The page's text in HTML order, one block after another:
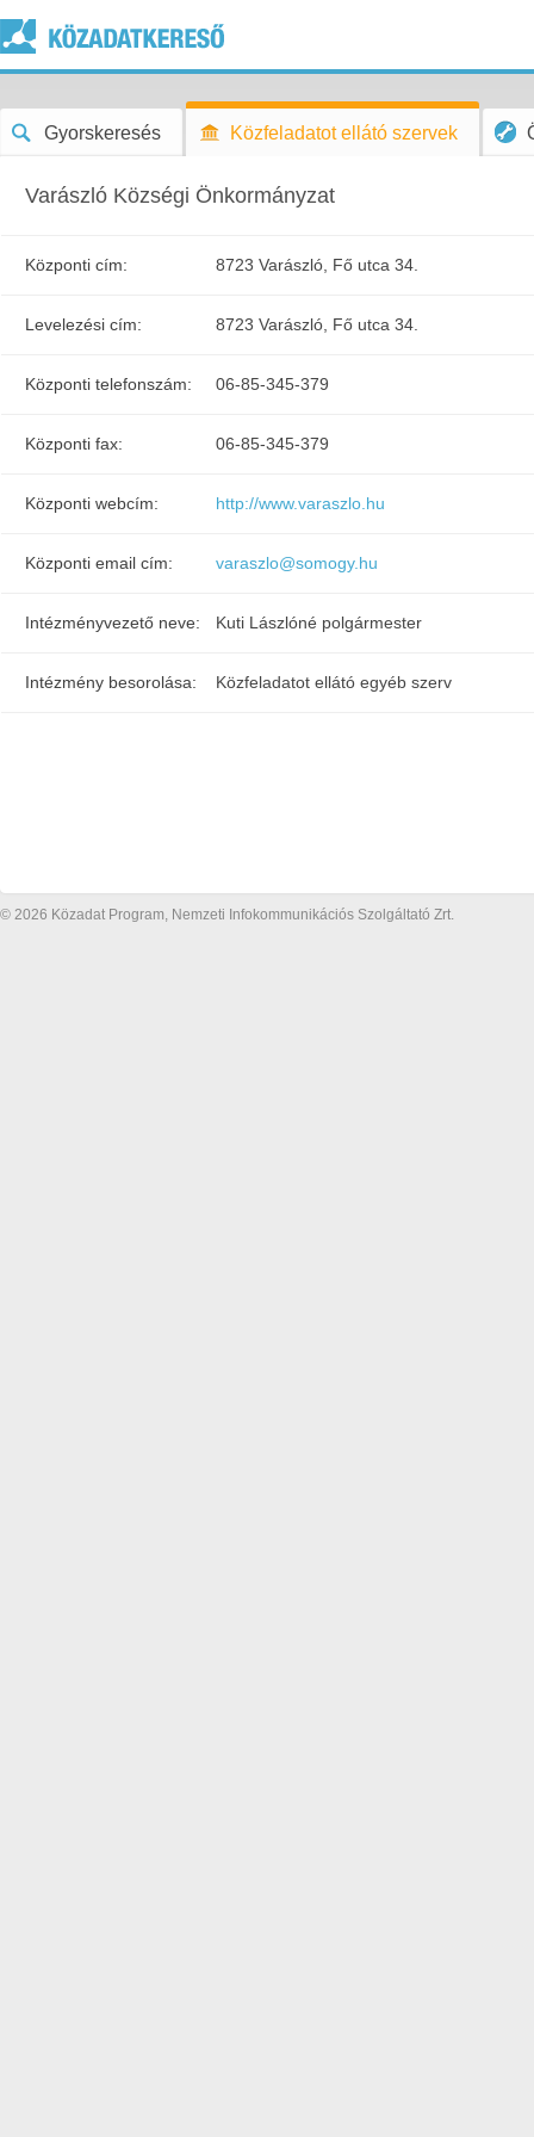
Gyorskeresés Közfeladatot ellátó szervek
Varászló Községi Önkormányzat
Központi cím: 8723 Varászló, Fő utca 34.
Levelezési cím: 8723 Varászló, Fő utca 34.
Központi telefonszám: 06-85-345-379
Központi fax: 06-85-345-379
Központi webcím: http://www.varaszlo.hu
Központi email cím: varaszlo@somogy.hu
Intézményvezető neve: Kuti Lászlóné polgármester
Intézmény besorolása: Közfeladatot ellátó egyéb szerv
© 2026 Közadat Program, Nemzeti Infokommunikációs Szolgáltató Zrt.